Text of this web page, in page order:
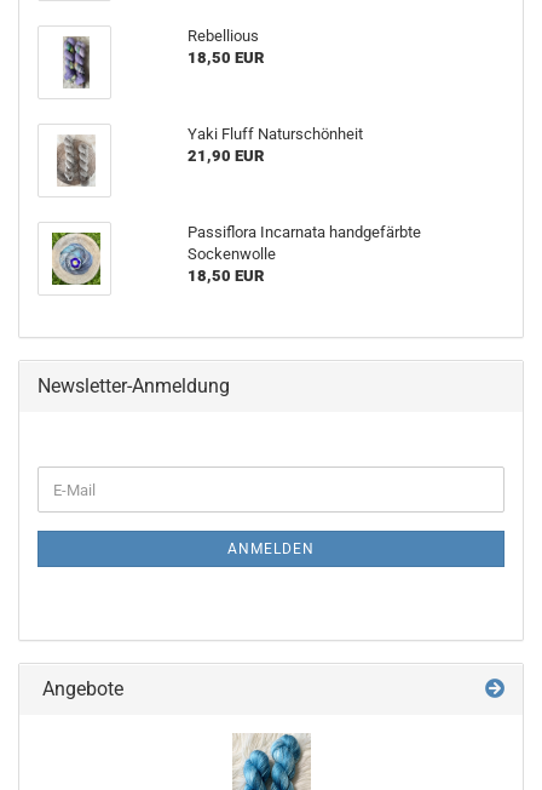
Rebellious
18,50 EUR
Yaki Fluff Naturschönheit
21,90 EUR
Passiflora Incarnata handgefärbte
Sockenwolle
18,50 EUR
Newsletter-Anmeldung
ZUR
E-
Mail
ANMELDEN
Angebote